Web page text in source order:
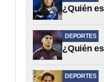
¿Quién
DEPORTES
¿Quién
DEPORTES